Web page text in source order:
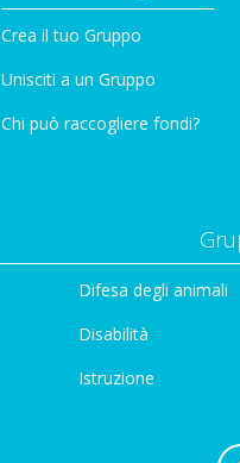
Crea il tuo Gruppo
Unisciti a un Gruppo
Chi può raccogliere fondi?
Difesa degli animali
Disabilità
Istruzione